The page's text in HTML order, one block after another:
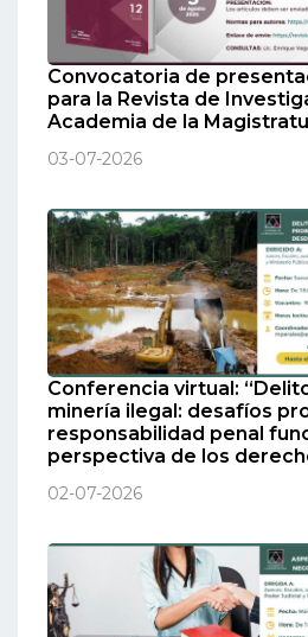
Convocatoria de
para la Revista de
Academia de la
03-07-2026
Conferencia virtual:
minería ilegal: desafíos
responsabilidad penal
perspectiva de los
02-07-2026